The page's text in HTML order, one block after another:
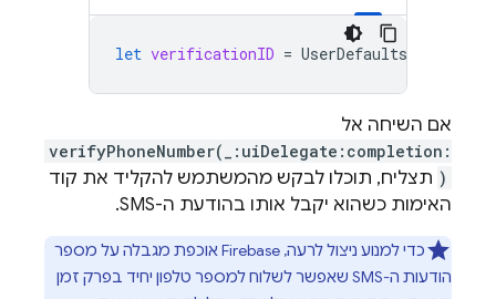
let verificationID = UserDefaults
אם השיחה אל
verifyPhoneNumber(_:uiDelegate:completion:
) תצליח, תוכלו לבקש מהמשתמש להקליד את קוד
האימות כשהוא יקבל אותו בהודעת ה-SMS.
כדי למנוע ניצול לרעה, Firebase אוכפת מגבלה על מספר
הודעות ה-SMS שאפשר לשלוח למספר טלפון יחיד בפרק זמן